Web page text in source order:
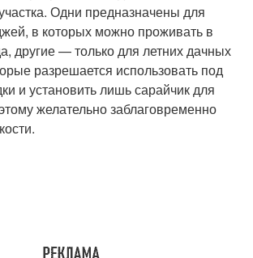
Одни предназначены для
в которых можно проживать в
другие — только для летних дачных
разрешается использовать под
и установить лишь сарайчик для
желательно заблаговременно